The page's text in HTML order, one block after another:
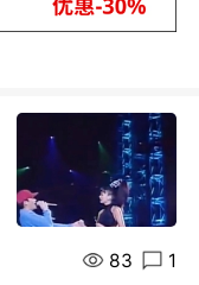
83 1